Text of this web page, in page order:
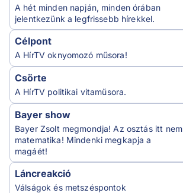
A hét minden napján, minden órában
jelentkezünk a legfrissebb hírekkel.
Célpont
A HírTV oknyomozó műsora!
Csörte
A HírTV politikai vitaműsora.
Bayer show
Bayer Zsolt megmondja! Az osztás itt nem
matematika! Mindenki megkapja a
magáét!
Láncreakció
Válságok és metszéspontok